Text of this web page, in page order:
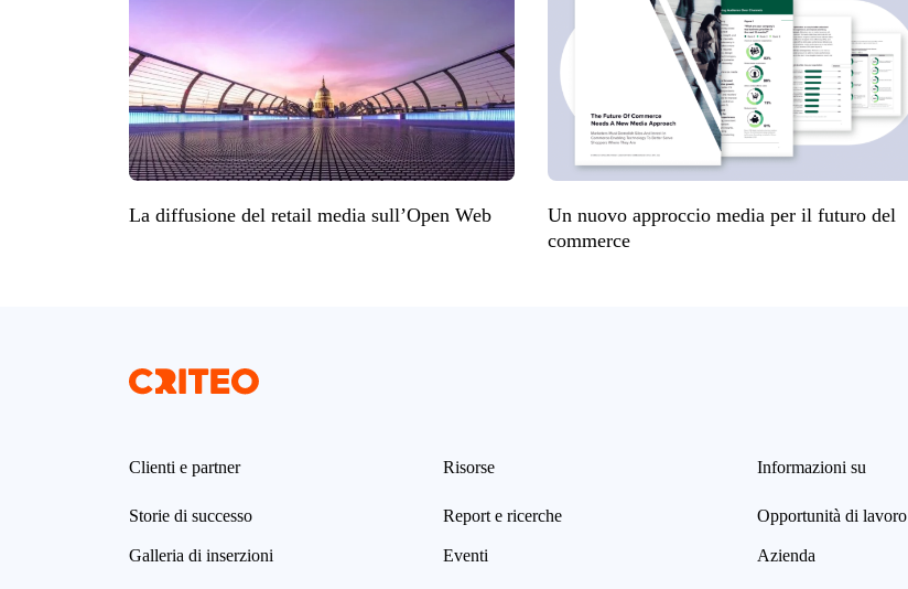
La diffusione del retail media sull’Open Web
Un nuovo approccio media per il futuro del
commerce
Clienti e partner
Storie di successo
Galleria di inserzioni
Risorse
Report e ricerche
Eventi
Informazioni su
Opportunità di lavoro
Azienda